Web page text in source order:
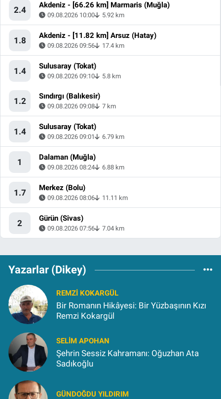
2.4 Akdeniz - [66.26 km] Marmaris (Muğla)
09.08.2026 10:00 5.92 km
1.8 Akdeniz - [11.82 km] Arsuz (Hatay)
09.08.2026 09:56 17.4 km
1.4 Sulusaray (Tokat)
09.08.2026 09:10 5.8 km
1.2 Sındırgı (Balıkesir)
09.08.2026 09:08 7 km
1.4 Sulusaray (Tokat)
09.08.2026 09:01 6.79 km
1 Dalaman (Muğla)
09.08.2026 08:24 6.88 km
1.7 Merkez (Bolu)
09.08.2026 08:06 11.11 km
2 Gürün (Sivas)
09.08.2026 07:56 7.04 km
Yazarlar (Dikey)
REMZI KOKARGÜL
Bir Romanın Hikâyesi: Bir Yüzbaşının Kızı
Remzi Kokargül
SELIM APOHAN
Şehrin Sessiz Kahramanı: Oğuzhan Ata
Sadıkoğlu
GÜNDOĞDU YILDIRIM